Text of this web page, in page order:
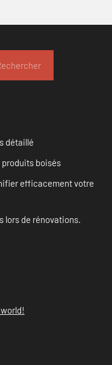
détaillé
produits boisés
efficacement votre
lors de rénovations.